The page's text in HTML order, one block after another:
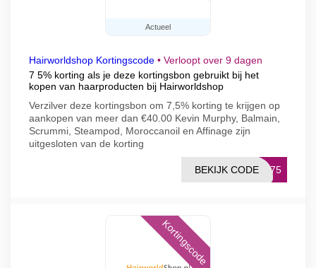
Actueel
Hairworldshop Kortingscode • Verloopt over 9 dagen
7 5% korting als je deze kortingsbon gebruikt bij het
kopen van haarproducten bij Hairworldshop
Verzilver deze kortingsbon om 7,5% korting te krijgen op
aankopen van meer dan €40.00 Kevin Murphy, Balmain,
Scrummi, Steampod, Moroccanoil en Affinage zijn
uitgesloten van de korting
EL75
BEKIJK CODE
Kortingscode